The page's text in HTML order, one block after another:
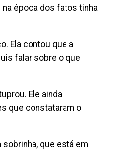
na época dos fatos tinha
Ela contou que a
falar sobre o que
Ele ainda
que constataram o
que está em